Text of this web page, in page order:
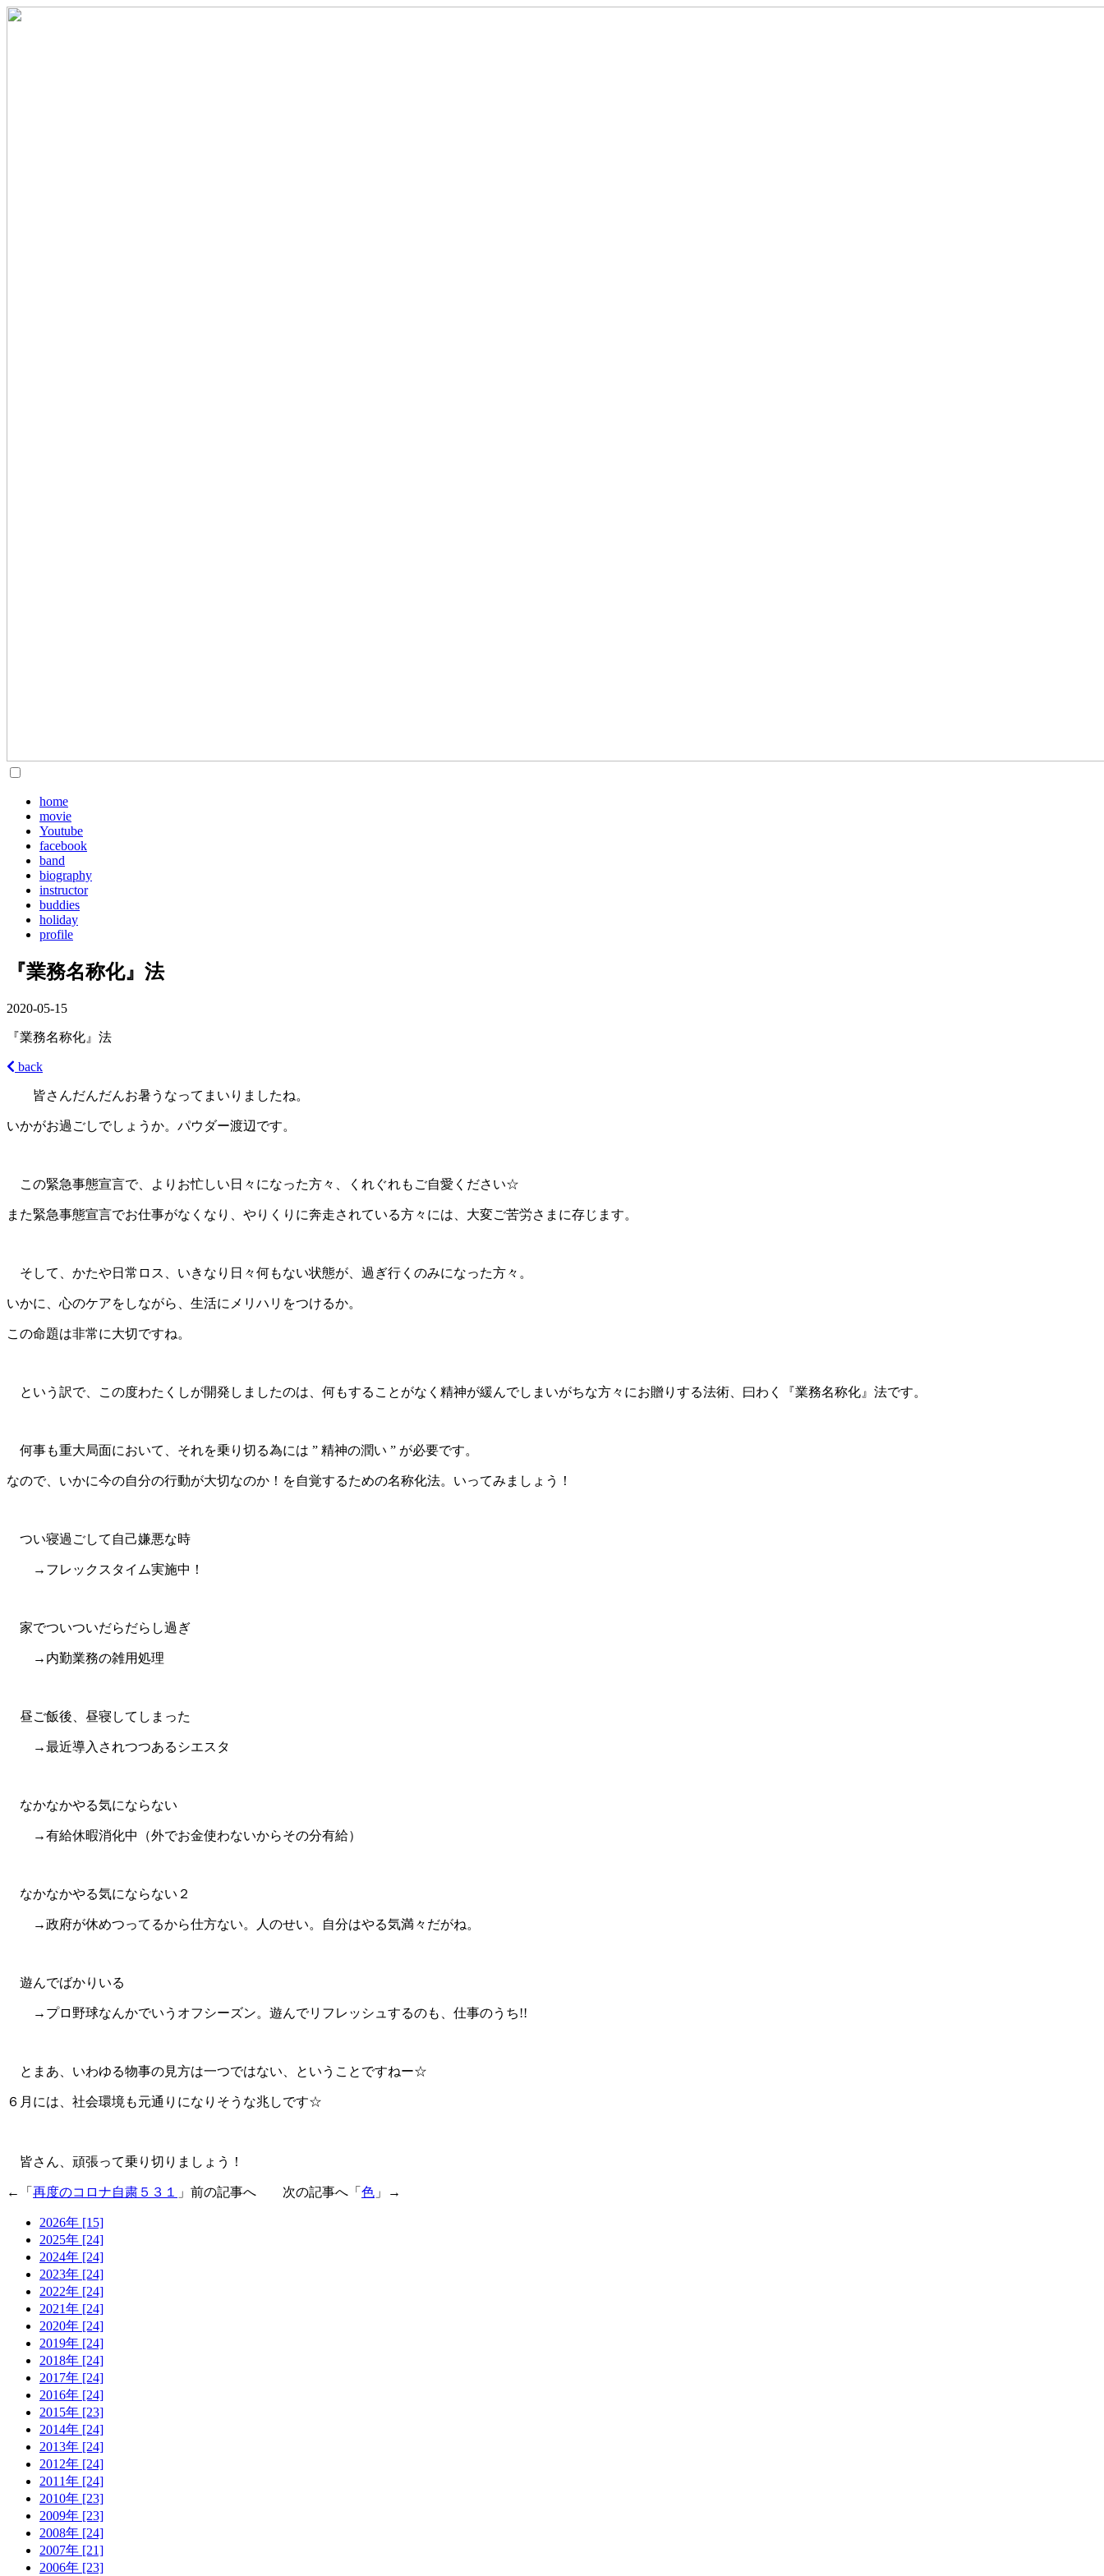
home
movie
Youtube
facebook
band
biography
instructor
buddies
holiday
profile
『業務名称化』法
2020-05-15
『業務名称化』法
back
皆さんだんだんお暑うなってまいりましたね。
いかがお過ごしでしょうか。パウダー渡辺です。
この緊急事態宣言で、よりお忙しい日々になった方々、くれぐれもご自愛ください☆
また緊急事態宣言でお仕事がなくなり、やりくりに奔走されている方々には、大変ご苦労さまに存じます。
そして、かたや日常ロス、いきなり日々何もない状態が、過ぎ行くのみになった方々。
いかに、心のケアをしながら、生活にメリハリをつけるか。
この命題は非常に大切ですね。
という訳で、この度わたくしが開発しましたのは、何もすることがなく精神が緩んでしまいがちな方々にお贈りする法術、曰わく『業務名称化』法です。
何事も重大局面において、それを乗り切る為には ” 精神の潤い ” が必要です。
なので、いかに今の自分の行動が大切なのか！を自覚するための名称化法。いってみましょう！
つい寝過ごして自己嫌悪な時
→フレックスタイム実施中！
家でついついだらだらし過ぎ
→内勤業務の雑用処理
昼ご飯後、昼寝してしまった
→最近導入されつつあるシエスタ
なかなかやる気にならない
→有給休暇消化中（外でお金使わないからその分有給）
なかなかやる気にならない２
→政府が休めつってるから仕方ない。人のせい。自分はやる気満々だがね。
遊んでばかりいる
→プロ野球なんかでいうオフシーズン。遊んでリフレッシュするのも、仕事のうち!!
とまあ、いわゆる物事の見方は一つではない、ということですねー☆
６月には、社会環境も元通りになりそうな兆しです☆
皆さん、頑張って乗り切りましょう！
←「 再度のコロナ自粛５３１ 」前の記事へ 次の記事へ「 色 」→
2026年 [15]
2025年 [24]
2024年 [24]
2023年 [24]
2022年 [24]
2021年 [24]
2020年 [24]
2019年 [24]
2018年 [24]
2017年 [24]
2016年 [24]
2015年 [23]
2014年 [24]
2013年 [24]
2012年 [24]
2011年 [24]
2010年 [23]
2009年 [23]
2008年 [24]
2007年 [21]
2006年 [23]